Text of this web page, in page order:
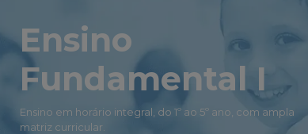
Ensino
Fundamental I
Ensino em horário integral, do 1º ao 5º ano, com ampla
matriz curricular.